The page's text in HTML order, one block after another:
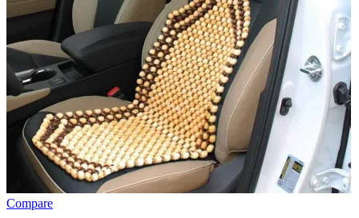
Compare